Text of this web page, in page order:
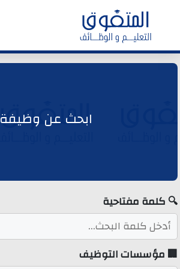
انتقل
وظائف عمومية
وظائف المؤسسات و المقاولات العمومية
وظائف مصالح الدولة
ابحث عن وظيفة
🔍 كلمة مفتاحية
🏢 مؤسسات التوظيف